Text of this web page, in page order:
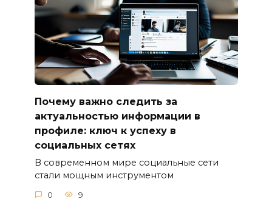
Почему важно следить за
актуальностью информации в
профиле: ключ к успеху в
социальных сетях
В современном мире социальные сети
стали мощным инструментом
0 9